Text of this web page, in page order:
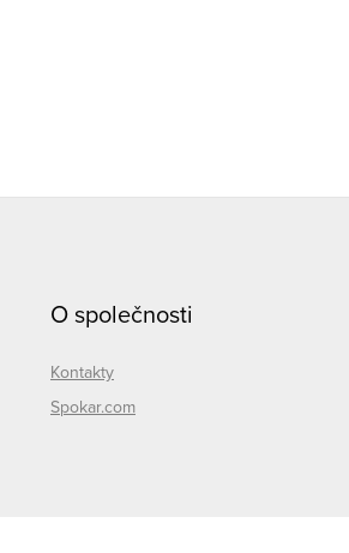
O společnosti
Kontakty
Spokar.com